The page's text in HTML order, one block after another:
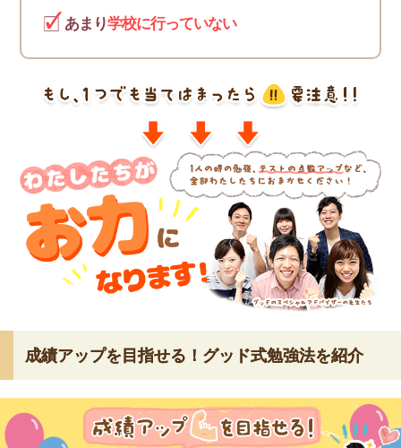
あまり学校に行っていない
成績アップを目指せる！グッド式勉強法を紹介